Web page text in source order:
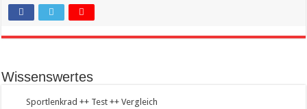
Wissenswertes
Sportlenkrad ++ Test ++ Vergleich